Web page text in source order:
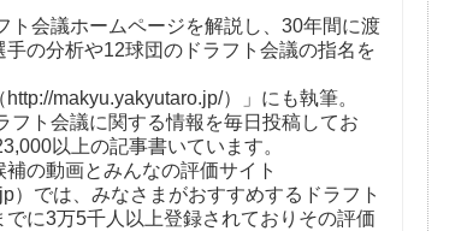
会議ホームページを解説し、30年間に渡
の分析や12球団のドラフト会議の指名を
makyu.yakyutaro.jp/）」にも執筆。
ト会議に関する情報を毎日投稿してお
以上の記事書いています。
の動画とみんなの評価サイト
）では、みなさまがおすすめするドラフト
に3万5千人以上登録されておりその評価